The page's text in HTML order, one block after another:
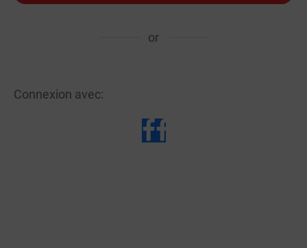
or
Connexion avec: